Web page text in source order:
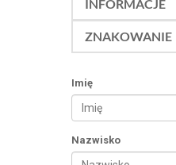
INFORMACJE
ZNAKOWANIE
Imię
Nazwisko